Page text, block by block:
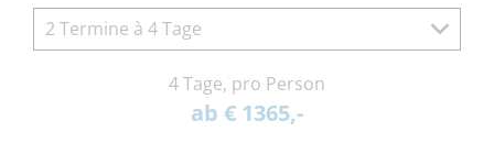
2 Termine à 4 Tage
4 Tage, pro Person
ab € 1365,-